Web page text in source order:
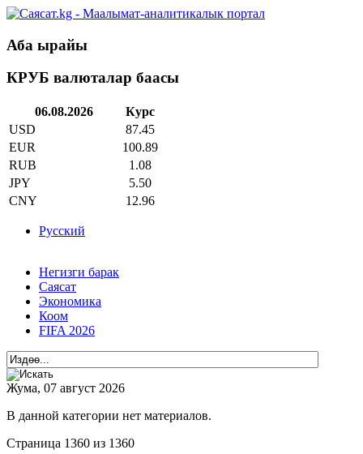
Аба ырайы
КРУБ валюталар баасы
06.08.2026
Курс
USD
87.45
EUR
100.89
RUB
1.08
JPY
5.50
CNY
12.96
Русский
Негизги барак
Саясат
Экономика
Коом
FIFA 2026
Жума, 07 август 2026
В данной категории нет материалов.
Страница 1360 из 1360